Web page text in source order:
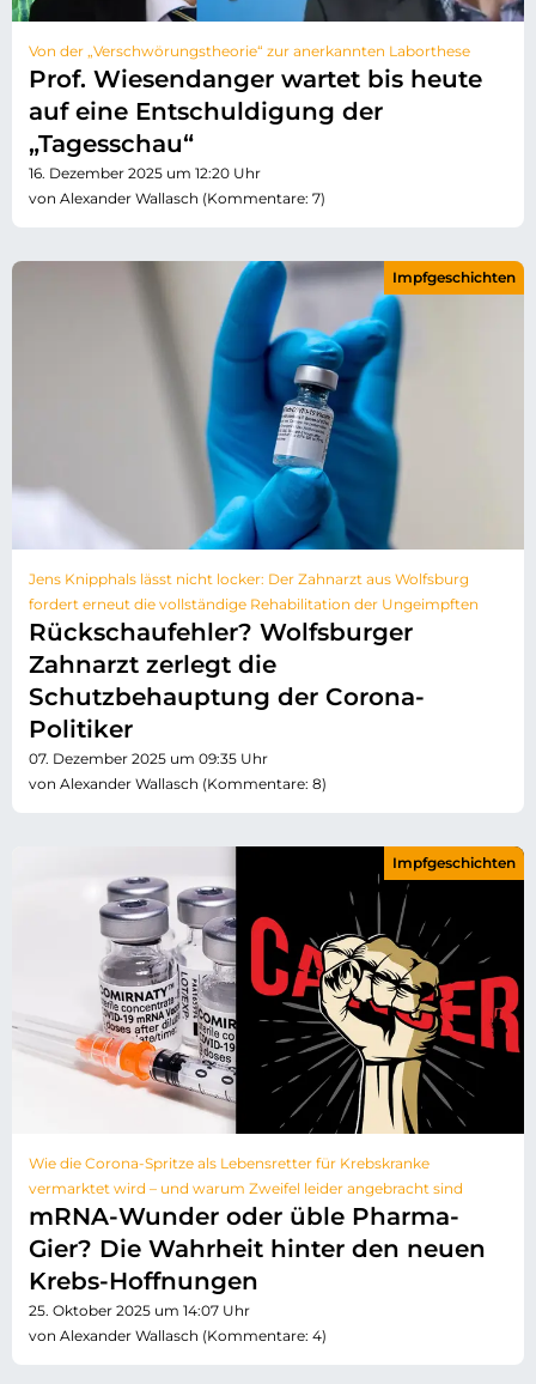
Von der „Verschwörungstheorie“ zur anerkannten Laborthese
Prof. Wiesendanger wartet bis heute
auf eine Entschuldigung der
„Tagesschau“
16. Dezember 2025 um 12:20 Uhr
von Alexander Wallasch (Kommentare: 7)
Jens Knipphals lässt nicht locker: Der Zahnarzt aus Wolfsburg
fordert erneut die vollständige Rehabilitation der Ungeimpften
Rückschaufehler? Wolfsburger
Zahnarzt zerlegt die
Schutzbehauptung der Corona-
Politiker
07. Dezember 2025 um 09:35 Uhr
von Alexander Wallasch (Kommentare: 8)
Impfgeschichten
Wie die Corona-Spritze als Lebensretter für Krebskranke
vermarktet wird – und warum Zweifel leider angebracht sind
mRNA-Wunder oder üble Pharma-
Gier? Die Wahrheit hinter den neuen
Krebs-Hoffnungen
25. Oktober 2025 um 14:07 Uhr
von Alexander Wallasch (Kommentare: 4)
Impfgeschichten